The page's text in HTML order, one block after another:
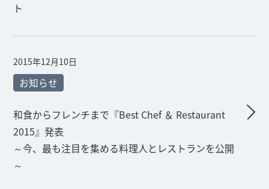
ト
2015年12月10日
お知らせ
和食からフレンチまで『Best Chef ＆ Restaurant
2015』発表
～今、最も注目を集める料理人とレストランを公開
～